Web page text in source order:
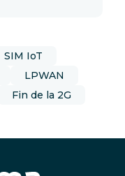
SIM IoT
LPWAN
Fin de la 2G